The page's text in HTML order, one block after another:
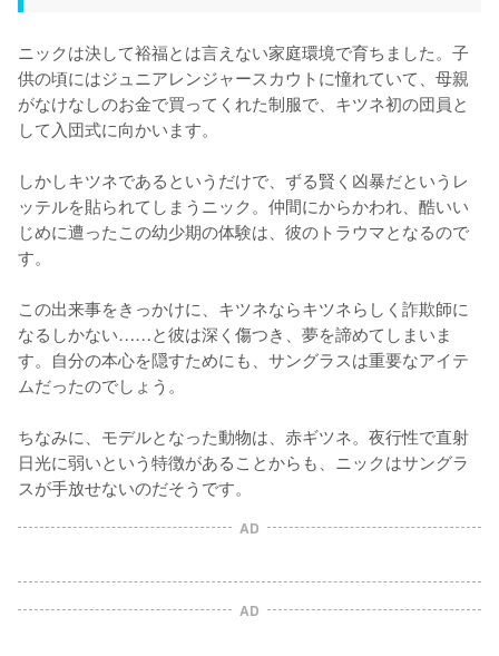
ニックは決して裕福とは言えない家庭環境で育ちました。子
供の頃にはジュニアレンジャースカウトに憧れていて、母親
がなけなしのお金で買ってくれた制服で、キツネ初の団員と
して入団式に向かいます。
しかしキツネであるというだけで、ずる賢く凶暴だというレ
ッテルを貼られてしまうニック。仲間にからかわれ、酷いい
じめに遭ったこの幼少期の体験は、彼のトラウマとなるので
す。
この出来事をきっかけに、キツネならキツネらしく詐欺師に
なるしかない……と彼は深く傷つき、夢を諦めてしまいま
す。自分の本心を隠すためにも、サングラスは重要なアイテ
ムだったのでしょう。
ちなみに、モデルとなった動物は、赤ギツネ。夜行性で直射
日光に弱いという特徴があることからも、ニックはサングラ
スが手放せないのだそうです。
AD
AD